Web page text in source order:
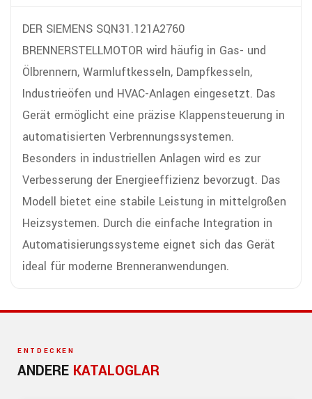
DER SIEMENS SQN31.121A2760
BRENNERSTELLMOTOR wird häufig in Gas- und
Ölbrennern, Warmluftkesseln, Dampfkesseln,
Industrieöfen und HVAC-Anlagen eingesetzt. Das
Gerät ermöglicht eine präzise Klappensteuerung in
automatisierten Verbrennungssystemen.
Besonders in industriellen Anlagen wird es zur
Verbesserung der Energieeffizienz bevorzugt. Das
Modell bietet eine stabile Leistung in mittelgroßen
Heizsystemen. Durch die einfache Integration in
Automatisierungssysteme eignet sich das Gerät
ideal für moderne Brenneranwendungen.
ENTDECKEN
ANDERE KATALOGLAR